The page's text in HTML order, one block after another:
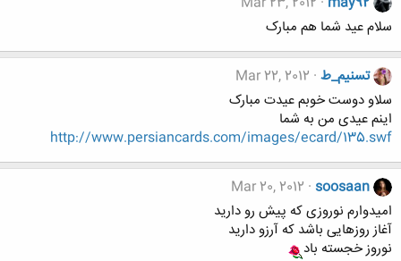
سلام عید شما هم مبارک
تسنیم_ط Mar 22, 2012
سلاو دوست خوبم عیدت مبارک
اینم عیدی من به شما
http://www.persiancards.com/images/ecard/135.swf
soosaan
Mar 20, 2012
امیدوارم نوروزی که پیش رو دارید
آغاز روزهایی باشد که آرزو دارید
نوروز خجسته باد